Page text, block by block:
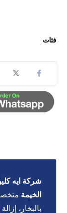
فئات
شركة ايه
الخيمة
بالبخار،